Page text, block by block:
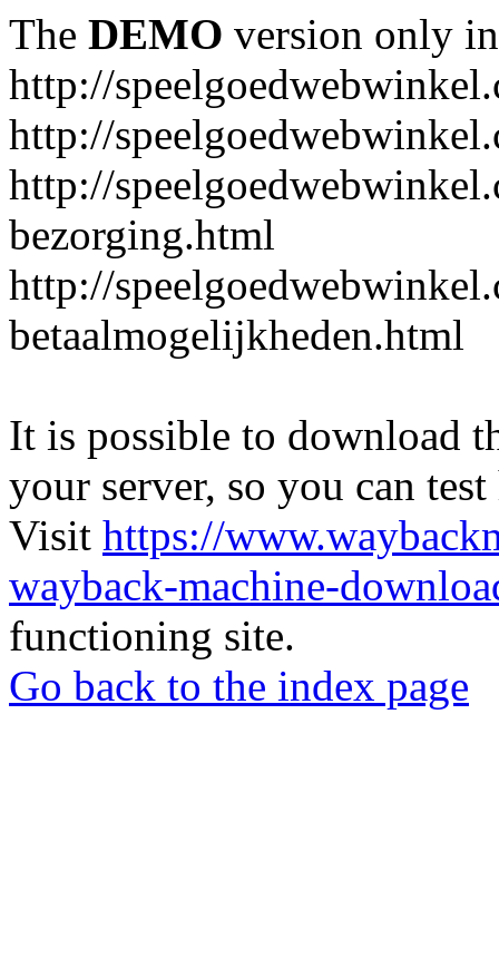
The DEMO version only
http://
http://
http://
bezorging.html
http://
betaalmogelijkheden.html
It is possible to download
your server, so you can
Visit https://
wayback-machine-
functioning site.
Go back to the index page